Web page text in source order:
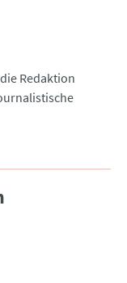
Redaktion